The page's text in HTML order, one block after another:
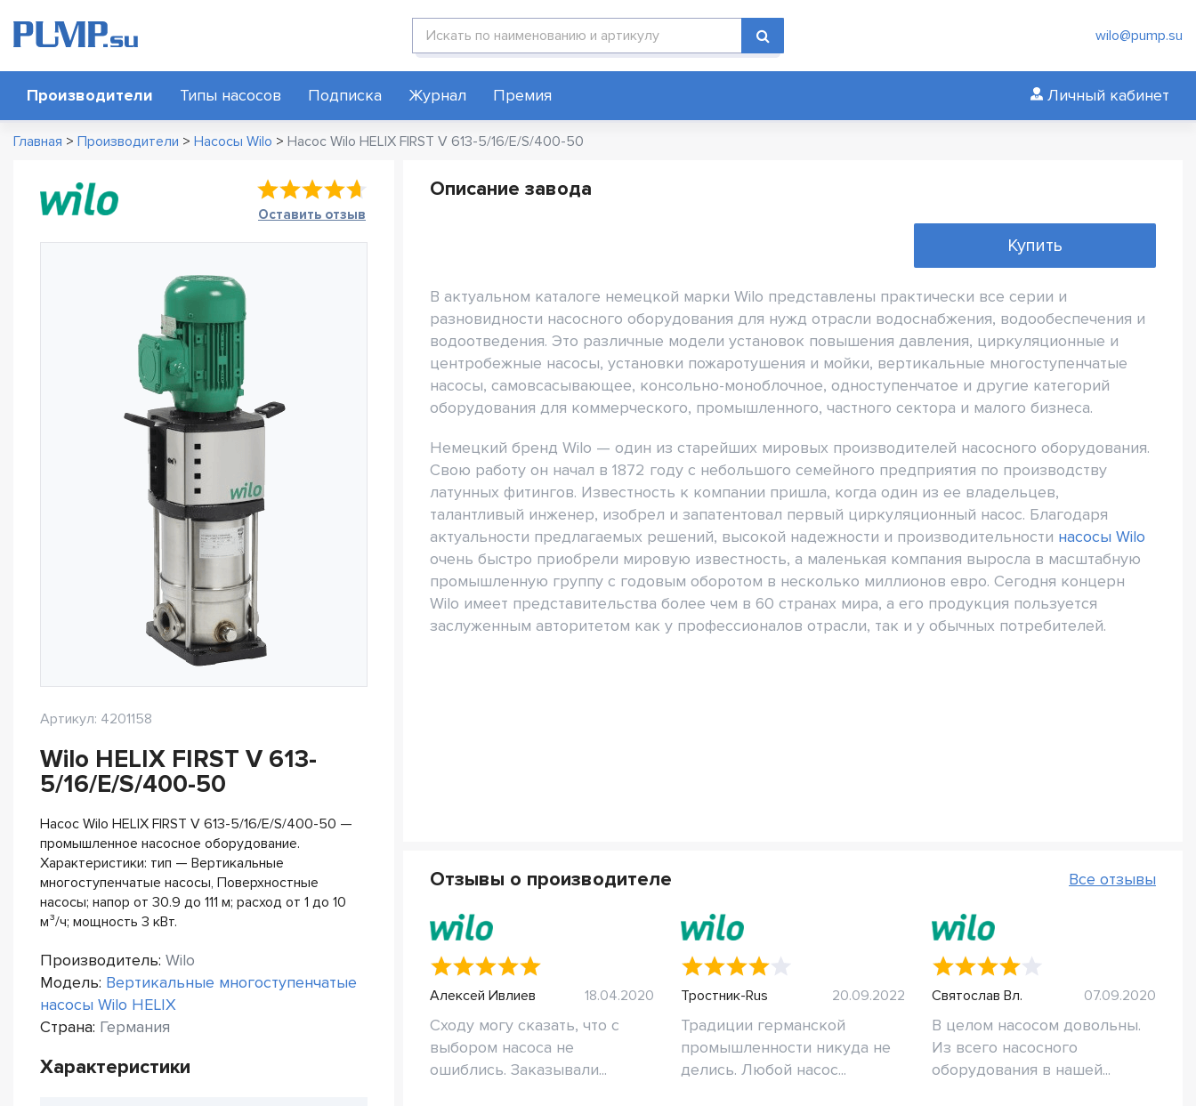
Поиск по каталогу wilo@pump.su
Производители Типы насосов Подписка Журнал Премия Личный кабинет
Главная > Производители > Насосы Wilo > Насос Wilo HELIX FIRST V 613-5/16/E/S/400-50
Оставить отзыв
Артикул: 4201158
Wilo HELIX FIRST V 613-
5/16/E/S/400-50
Насос Wilo HELIX FIRST V 613-5/16/E/S/400-50 —
промышленное насосное оборудование.
Характеристики: тип — Вертикальные
многоступенчатые насосы, Поверхностные
насосы; напор от 30.9 до 111 м; расход от 1 до 10
м³/ч; мощность 3 кВт.
Производитель: Wilo
Модель: Вертикальные многоступенчатые
насосы Wilo HELIX
Страна: Германия
Характеристики
Описание завода
Купить
В актуальном каталоге немецкой марки Wilo представлены практически все серии и
разновидности насосного оборудования для нужд отрасли водоснабжения, водообеспечения и
водоотведения. Это различные модели установок повышения давления, циркуляционные и
центробежные насосы, установки пожаротушения и мойки, вертикальные многоступенчатые
насосы, самовсасывающее, консольно-моноблочное, одноступенчатое и другие категорий
оборудования для коммерческого, промышленного, частного сектора и малого бизнеса.
Немецкий бренд Wilo — один из старейших мировых производителей насосного оборудования.
Свою работу он начал в 1872 году с небольшого семейного предприятия по производству
латунных фитингов. Известность к компании пришла, когда один из ее владельцев,
талантливый инженер, изобрел и запатентовал первый циркуляционный насос. Благодаря
актуальности предлагаемых решений, высокой надежности и производительности насосы Wilo
очень быстро приобрели мировую известность, а маленькая компания выросла в масштабную
промышленную группу с годовым оборотом в несколько миллионов евро. Сегодня концерн
Wilo имеет представительства более чем в 60 странах мира, а его продукция пользуется
заслуженным авторитетом как у профессионалов отрасли, так и у обычных потребителей.
Отзывы о производителе Все отзывы
Алексей Ивлиев 18.04.2020
Сходу могу сказать, что с
выбором насоса не
ошиблись. Заказывали...
Тростник-Rus 20.09.2022
Традиции германской
промышленности никуда не
делись. Любой насос...
Святослав Вл. 07.09.2020
В целом насосом довольны.
Из всего насосного
оборудования в нашей...